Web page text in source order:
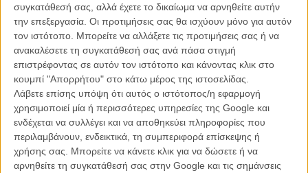
συγκατάθεσή σας, αλλά έχετε το δικαίωμα να αρνηθείτε αυτήν
την επεξεργασία. Οι προτιμήσεις σας θα ισχύουν μόνο για αυτόν
τον ιστότοπο. Μπορείτε να αλλάξετε τις προτιμήσεις σας ή να
ανακαλέσετε τη συγκατάθεσή σας ανά πάσα στιγμή
επιστρέφοντας σε αυτόν τον ιστότοπο και κάνοντας κλικ στο
κουμπί "Απορρήτου" στο κάτω μέρος της ιστοσελίδας.
Λάβετε επίσης υπόψη ότι αυτός ο ιστότοπος/η εφαρμογή
χρησιμοποιεί μία ή περισσότερες υπηρεσίες της Google και
ενδέχεται να συλλέγει και να αποθηκεύει πληροφορίες που
περιλαμβάνουν, ενδεικτικά, τη συμπεριφορά επίσκεψης ή
χρήσης σας. Μπορείτε να κάνετε κλικ για να δώσετε ή να
αρνηθείτε τη συγκατάθεσή σας στην Google και τις σημάνσεις
Το πλήρες κείμενο της πρόσκλησης ενδιαφέροντος είναι διαθέσιμο
στην επίσημη ιστοσελίδα του Φεστιβάλσε αυτή εδώ τη διεύθυνση.
Για τυχόν ερωτήσεις ή διευκρινήσεις μπορείτε να καλείτε στο τηλ.
210.8706000.
Οι προτάσεις πρέπει να κατατεθούν μέχρι τη Δευτέρα 24 Ιουλίου, στις
17:00, στο e-mail info@filmfestival.gr
Οπως αναφέρεται στο πλήρες κείμενο της πρόσκλησης: